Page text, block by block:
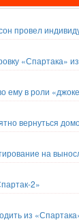
провел
«Спартака»
ему в роли
вернуться
на
2»
из